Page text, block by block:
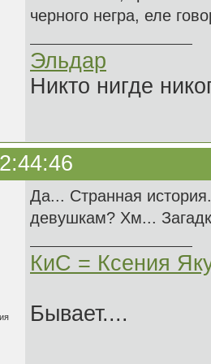
черного негра, еле
Эльдар
Никто нигде
Да... Странная
девушкам? Хм...
КиС = Ксения
Бывает....